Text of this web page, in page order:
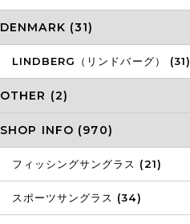
DENMARK (31)
LINDBERG（リンドバーグ） (31)
OTHER (2)
SHOP INFO (970)
フィッシングサングラス (21)
スポーツサングラス (34)